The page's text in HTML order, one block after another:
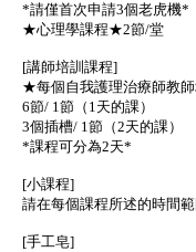
*請僅首次申請3個老虎機*
★心理學課程★2節/堂
[講師培訓課程]
★每個自我護理治療師教
6節/ 1節（1天的課）
3個插槽/ 1節（2天的課）
*課程可分為2天*
[小課程]
請在每個課程所述的時間
[手工皂]